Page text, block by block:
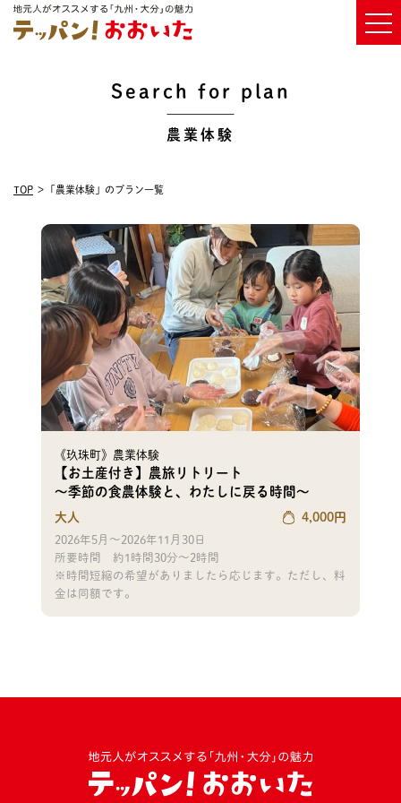
Search for plan
農業体験
TOP 「農業体験」のプラン一覧
《玖珠町》農業体験
【お土産付き】農旅リトリート
〜季節の食農体験と、わたしに戻る時間〜
大人 4,000円
2026年5月～2026年11月30日
所要時間
約1時間30分～2時間
※時間短縮の希望がありましたら応じます。ただし、料
金は同額です。